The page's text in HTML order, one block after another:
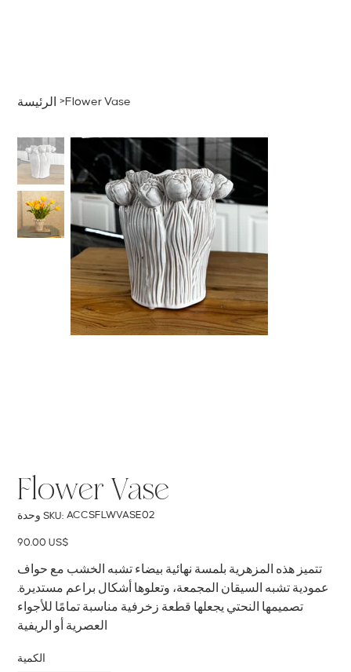
الرئيسة >Flower Vase
Flower Vase
وحدة SKU: SKU
ACCSFLWVASE02
ACCSFLWVASE02
السعر ‏90.00 US$
تتميز هذه المزهرية بلمسة نهائية بيضاء تشبه الخشب مع حواف
عمودية تشبه السيقان المجمعة، وتعلوها أشكال براعم مستديرة.
تصميمها النحتي يجعلها قطعة زخرفية مناسبة تمامًا للأجواء
العصرية أو الريفية
الكمية